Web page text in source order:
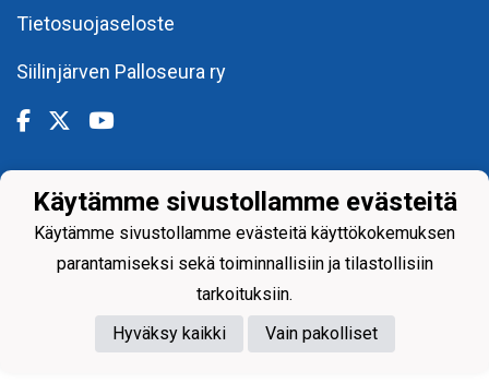
Tietosuojaseloste
Siilinjärven Palloseura ry
Powered by
Käytämme sivustollamme evästeitä
Käytämme sivustollamme evästeitä käyttökokemuksen
parantamiseksi sekä toiminnallisiin ja tilastollisiin
tarkoituksiin.
Hyväksy kaikki
Vain pakolliset